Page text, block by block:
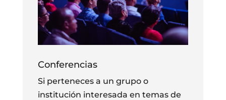
Conferencias
Si perteneces a un grupo o
institución interesada en temas de